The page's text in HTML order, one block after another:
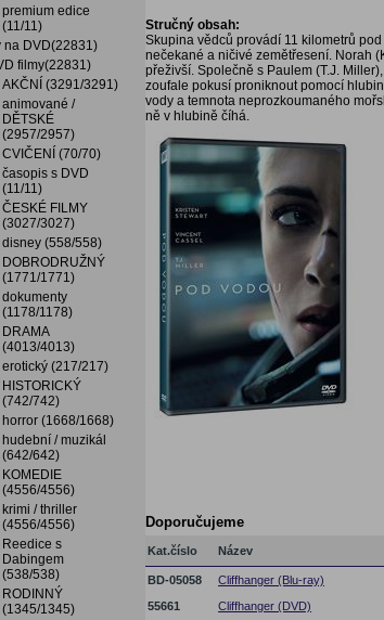
premium edice
(11/11)
na DVD(22831)
filmy(22831)
AKČNÍ (3291/3291)
animované /
DĚTSKÉ
(2957/2957)
CVIČENÍ (70/70)
časopis s DVD
(11/11)
ČESKÉ FILMY
(3027/3027)
disney (558/558)
DOBRODRUŽNÝ
(1771/1771)
dokumenty
(1178/1178)
DRAMA
(4013/4013)
erotický (217/217)
HISTORICKÝ
(742/742)
horror (1668/1668)
hudební / muzikál
(642/642)
KOMEDIE
(4556/4556)
krimi / thriller
(4556/4556)
Reedice s
Dabingem
(538/538)
RODINNÝ
(1345/1345)
Stručný obsah:
Skupina vědců provádí 11 kilometrů
nečekané a ničivé zemětřesení. Norah
přeživší. Společně s Paulem (T.J.
zoufale pokusí proniknout pomocí
vody a temnota neprozkoumaného
ně v hlubině číhá.
Doporučujeme
Kat.číslo Název
BD-05058
Cliffhanger (Blu-ray)
55661
Cliffhanger (DVD)